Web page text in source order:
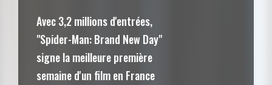
Avec 3,2 millions d'entrées,
"Spider-Man: Brand New Day"
signe la meilleure première
semaine d'un film en France